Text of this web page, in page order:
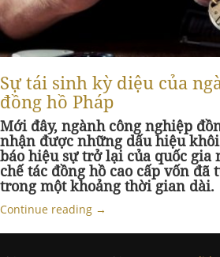
Sự tái sinh kỳ diệu của
đồng hồ Pháp
Mới đây, ngành công nghiệp
nhận được những dấu hiệu
báo hiệu sự trở lại của quốc
chế tác đồng hồ cao cấp vốn đã
trong một khoảng thời gian dài.
Continue reading →